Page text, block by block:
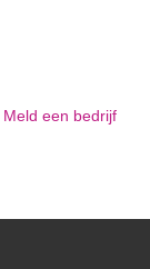
Meld een bedrijf